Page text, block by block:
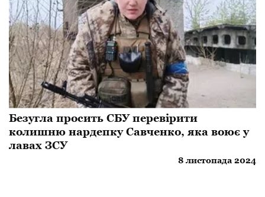
Безугла просить СБУ перевірити
колишню нардепку Савченко, яка воює у
лавах ЗСУ
8 листопада 2024